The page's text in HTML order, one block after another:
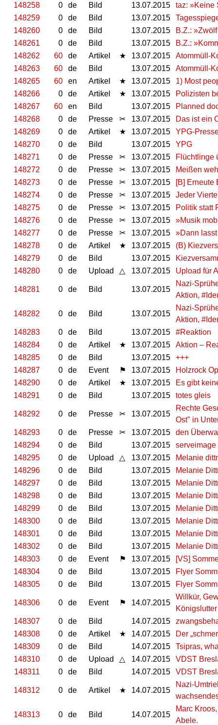
148258 0 de Bild 13.07.2015
taz: »Keine
148259
0 de Bild 13.07.2015
148260
0 de Bild 13.07.2015
B.Z.:
148261
0 de Bild 13.07.2015
B.Z.:
148262
60 de Artikel ★ 13.07.2015
Atommüll-
148263
60 de Bild 13.07.2015
Atommüll-
148265
60 en Artikel ★ 13.07.2015
1) Most
148266
0 de Artikel ★ 13.07.2015
Polizisten
148267
60 en Bild 13.07.2015
Planned
148268
0 de Presse ✂ 13.07.2015
Das ist ein
148269
0 de Artikel ★ 13.07.2015
YPG-
148270
0 de Bild 13.07.2015
YPG
148271
0 de Presse ✂ 13.07.2015
Flüchtlinge
148272
0 de Presse ✂ 13.07.2015
Meißen
148273
0 de Presse ✂ 13.07.2015
[B] Erneute
148274
0 de Presse ✂ 13.07.2015
Jeder
148275
0 de Presse ✂ 13.07.2015
Politik statt
148276
0 de Presse ✂ 13.07.2015
»Musik
148277
0 de Presse ✂ 13.07.2015
»Dann
148278
0 de Artikel ★ 13.07.2015
(B)
148279
0 de Bild 13.07.2015
148280
0 de Upload △ 13.07.2015 Upload für
148281 0 de Bild 13.07.2015
Nazi-
Aktion,
148282 0 de Bild 13.07.2015
Nazi-
Aktion,
148283
0 de Bild 13.07.2015
#Reaktion
148284
0 de Artikel ★ 13.07.2015
Aktion –
148285
0 de Bild 13.07.2015
+++
148287
0 de Event ⚑ 13.07.2015
Holzrock
148290
0 de Artikel ★ 13.07.2015
Es gibt
148291
0 de Bild 13.07.2015 totes gleis
148292 0 de Presse ✂ 13.07.2015
Rechte
Ost" in
148293
0 de Presse ✂ 13.07.2015
den
148294
0 de Bild 13.07.2015
serveimage
148295
0 de Upload △ 13.07.2015
Melanie
148296
0 de Bild 13.07.2015
Melanie
148297
0 de Bild 13.07.2015
Melanie
148298
0 de Bild 13.07.2015
Melanie
148299
0 de Bild 13.07.2015
Melanie
148300
0 de Bild 13.07.2015
Melanie
148301
0 de Bild 13.07.2015
Melanie
148302
0 de Bild 13.07.2015
Melanie
148303
0 de Event ⚑ 13.07.2015
[VS]
148304
0 de Bild 13.07.2015
Flyer
148305
0 de Bild 13.07.2015 Flyer
148306 0 de Event ⚑ 14.07.2015
Willkür,
Königslutter
148307
0 de Bild 14.07.2015
148308
0 de Artikel ★ 14.07.2015
Der
148309
0 de Bild 14.07.2015
Tsipras,
148310
0 de Upload △ 14.07.2015
VDST
148311
0 de Bild 14.07.2015 VDST
148312 0 de Artikel ★ 14.07.2015
Nazi-
148313 0 de Bild 14.07.2015
Marc
Abele.